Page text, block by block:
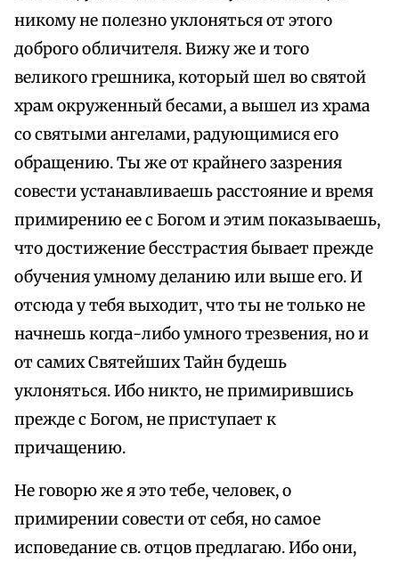
никому не полезно уклоняться от этого
доброго обличителя. Вижу же и того
великого грешника, который шел во святой
храм окруженный бесами, а вышел из храма
со святыми ангелами, радующимися его
обращению. Ты же от крайнего зазрения
совести устанавливаешь расстояние и время
примирению ее с Богом и этим показываешь,
что достижение бесстрастия бывает прежде
обучения умному деланию или выше его. И
отсюда у тебя выходит, что ты не только не
начнешь когда-либо умного трезвения, но и
от самих Святейших Тайн будешь
уклоняться. Ибо никто, не примирившись
прежде с Богом, не приступает к
причащению.
Не говорю же я это тебе, человек, о
примирении совести от себя, но самое
исповедание св. отцов предлагаю. Ибо они,